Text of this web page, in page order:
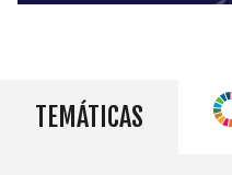
TEMÁTICAS